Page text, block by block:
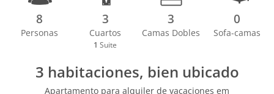
8
Personas
3
Cuartos
1 Suite
3
Camas Dobles
0
Sofa-camas
3 habitaciones, bien ubicado
Apartamento para alquiler de vacaciones em